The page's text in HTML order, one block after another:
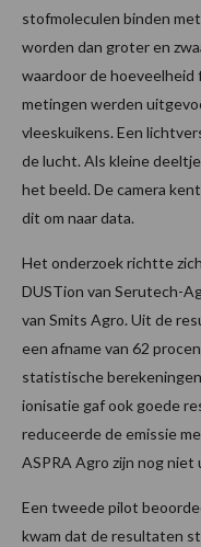
stofmoleculen binden
worden dan groter en
waardoor de
metingen werden
vleeskuikens. Een
de lucht. Als kleine
het beeld. De camera
dit om naar data.
Het onderzoek richtte
DUSTion van Serutech-
van Smits Agro. Uit de
een afname van 62
statistische
ionisatie gaf ook goede
reduceerde de emissie
ASPRA Agro zijn nog
Een tweede pilot
kwam dat de resultaten